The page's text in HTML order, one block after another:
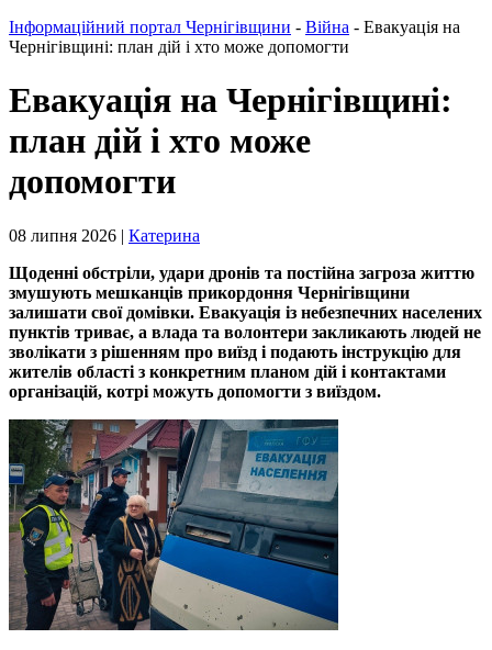
Інформаційний портал Чернігівщини - Війна - Евакуація на
Чернігівщині: план дій і хто може допомогти
Евакуація на Чернігівщині:
план дій і хто може
допомогти
08 липня 2026 | Катерина
Щоденні обстріли, удари дронів та постійна загроза життю
змушують мешканців прикордоння Чернігівщини
залишати свої домівки. Евакуація із небезпечних населених
пунктів триває, а влада та волонтери закликають людей не
зволікати з рішенням про виїзд і подають інструкцію для
жителів області з конкретним планом дій і контактами
організацій, котрі можуть допомогти з виїздом.